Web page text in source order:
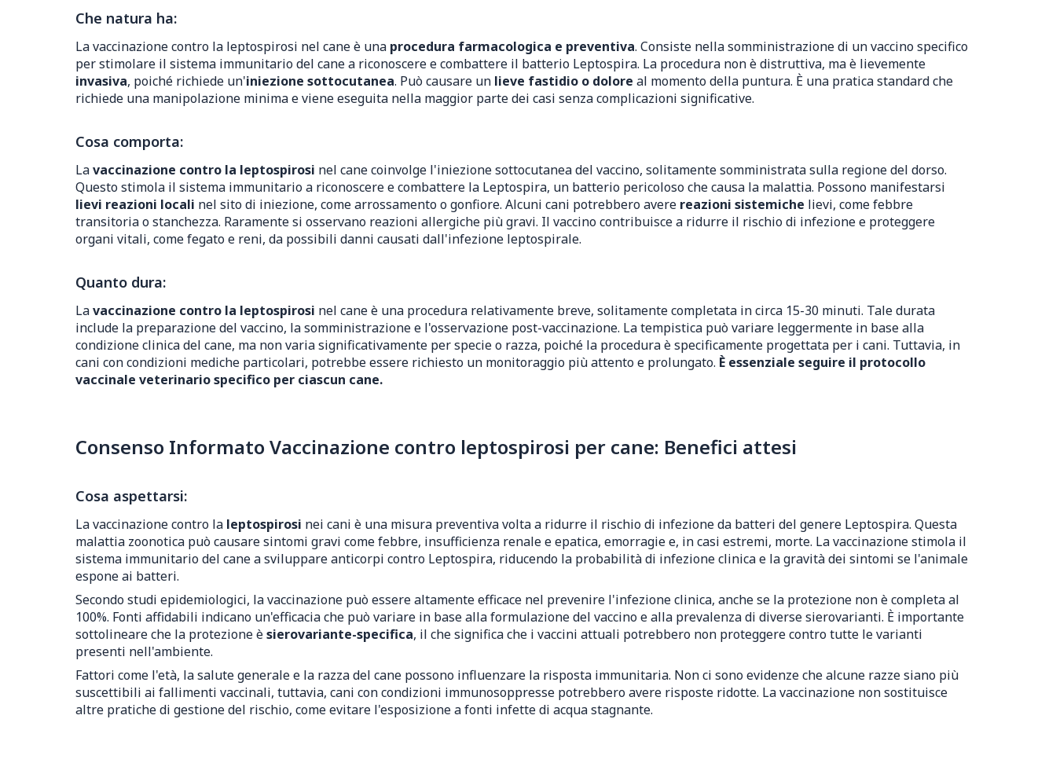
Che natura ha:
La vaccinazione contro la leptospirosi nel cane è una procedura farmacologica e preventiva. Consiste nella somministrazione di un vaccino specifico
per stimolare il sistema immunitario del cane a riconoscere e combattere il batterio Leptospira. La procedura non è distruttiva, ma è lievemente
invasiva, poiché richiede un'iniezione sottocutanea. Può causare un lieve fastidio o dolore al momento della puntura. È una pratica standard che
richiede una manipolazione minima e viene eseguita nella maggior parte dei casi senza complicazioni significative.
Cosa comporta:
Lavaccinazione contro la leptospirosi nel cane coinvolge l'iniezione sottocutanea del vaccino, solitamente somministrata sulla regione del dorso.
Questo stimola il sistema immunitario a riconoscere e combattere la Leptospira, un batterio pericoloso che causa la malattia. Possono manifestarsi
lievi reazioni locali nel sito di iniezione, come arrossamento o gonfiore. Alcuni cani potrebbero avere reazioni sistemiche lievi, come febbre
transitoria o stanchezza. Raramente si osservano reazioni allergiche più gravi. Il vaccino contribuisce a ridurre il rischio di infezione e proteggere
organi vitali, come fegato e reni, da possibili danni causati dall'infezione leptospirale.
Quanto dura:
Lavaccinazione contro la leptospirosi nel cane è una procedura relativamente breve, solitamente completata in circa 15-30 minuti. Tale durata
include la preparazione del vaccino, la somministrazione e l'osservazione post-vaccinazione. La tempistica può variare leggermente in base alla
condizione clinica del cane, ma non varia significativamente per specie o razza, poiché la procedura è specificamente progettata per i cani. Tuttavia, in
cani con condizioni mediche particolari, potrebbe essere richiesto un monitoraggio più attento e prolungato. È essenziale seguire il protocollo
vaccinale veterinario specifico per ciascun cane.
Consenso Informato Vaccinazione contro leptospirosi per cane: Benefici attesi
Cosa aspettarsi:
La vaccinazione contro la leptospirosi nei cani è una misura preventiva volta a ridurre il rischio di infezione da batteri del genere Leptospira. Questa
malattia zoonotica può causare sintomi gravi come febbre, insufficienza renale e epatica, emorragie e, in casi estremi, morte. La vaccinazione stimola il
sistema immunitario del cane a sviluppare anticorpi contro Leptospira, riducendo la probabilità di infezione clinica e la gravità dei sintomi se l'animale
espone ai batteri.
Secondo studi epidemiologici, la vaccinazione può essere altamente efficace nel prevenire l'infezione clinica, anche se la protezione non è completa al
100%. Fonti affidabili indicano un'efficacia che può variare in base alla formulazione del vaccino e alla prevalenza di diverse sierovarianti. È importante
sottolineare che la protezione èsierovariante-specifica, il che significa che i vaccini attuali potrebbero non proteggere contro tutte le varianti
presenti nell'ambiente.
Fattori come l'età, la salute generale e la razza del cane possono influenzare la risposta immunitaria. Non ci sono evidenze che alcune razze siano più
suscettibili ai fallimenti vaccinali, tuttavia, cani con condizioni immunosoppresse potrebbero avere risposte ridotte. La vaccinazione non sostituisce
altre pratiche di gestione del rischio, come evitare l'esposizione a fonti infette di acqua stagnante.